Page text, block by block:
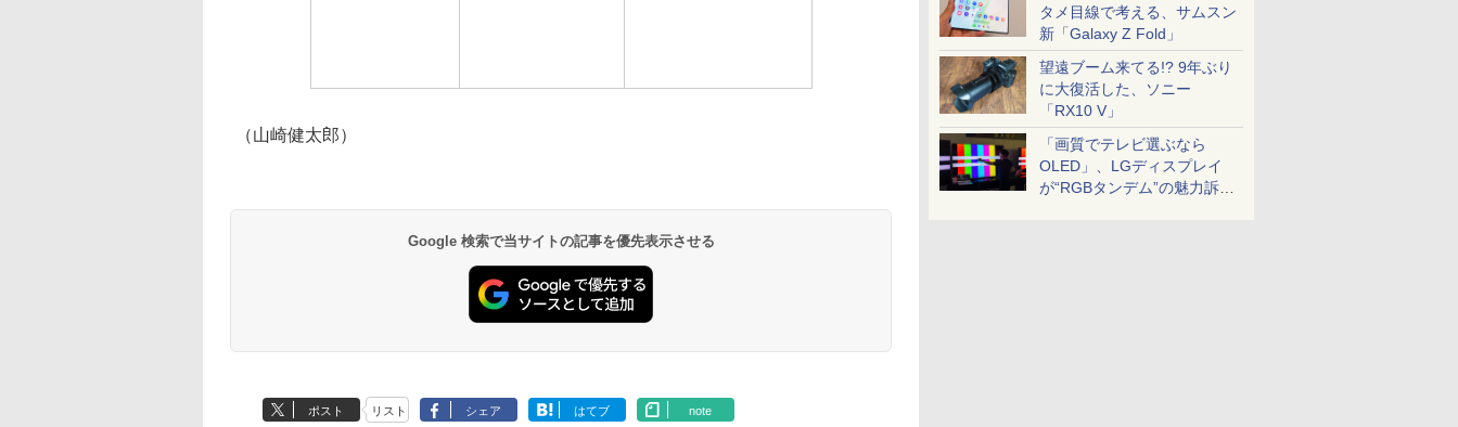
タメ目線で考える、サムスン
新「Galaxy Z Fold」
望遠ブーム来てる!? 9年ぶり
に大復活した、ソニー
「RX10 V」
「画質でテレビ選ぶなら
OLED」、LGディスプレイ
が“RGBタンデム”の魅力訴
（山崎健太郎）
Google 検索で当サイトの記事を優先表示させる
ポスト リスト シェア はてブ note